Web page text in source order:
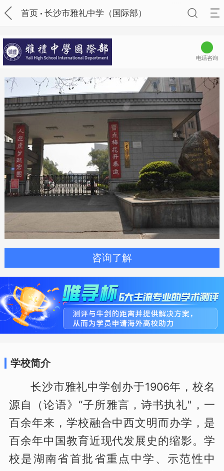
首页 长沙市雅礼中学（国际部）
电话咨询
咨询了解
学校简介
长沙市雅礼中学创办于1906年，校名
源自（论语》“子所雅言，诗书执礼"，一
百余年来，学校融合中西文明而办学，是
百余年中国教育近现代发展史的缩影。学
校是湖南省首批省重点中学、示范性中